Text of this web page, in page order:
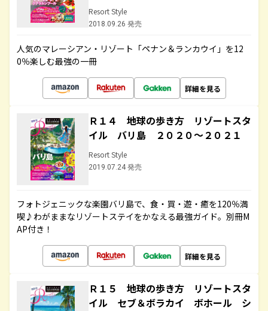
Resort Style
2018.09.26 発売
人気のマレーシアン・リゾート「ペナン＆ランカウイ」を12
0％楽しむ最強の一冊
詳細を見る
Ｒ１４ 地球の歩き方 リゾートスタ
イル バリ島 ２０２０～２０２１
Resort Style
2019.07.24 発売
フォトジェニックな楽園バリ島で、食・買・遊・癒を120％満
喫♪わがままなリゾートステイをかなえる最強ガイド。別冊M
AP付き！
詳細を見る
Ｒ１５ 地球の歩き方 リゾートスタ
イル セブ＆ボラカイ ボホール シ